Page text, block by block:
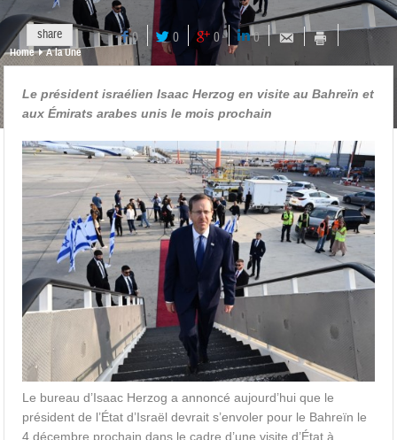
share 0 0 0 0
Home A la Une
Le président israélien Isaac Herzog en visite au Bahreïn et
aux Émirats arabes unis le mois prochain
Le bureau d’Isaac Herzog a annoncé aujourd’hui que le
président de l’État d’Israël devrait s’envoler pour le Bahreïn le
4 décembre prochain dans le cadre d’une visite d’État à